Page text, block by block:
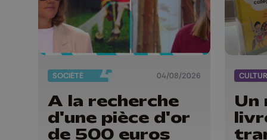
SOCIÉTÉ 04/08/2026
A la recherche
d'une pièce d'or
de 500 euros
Un